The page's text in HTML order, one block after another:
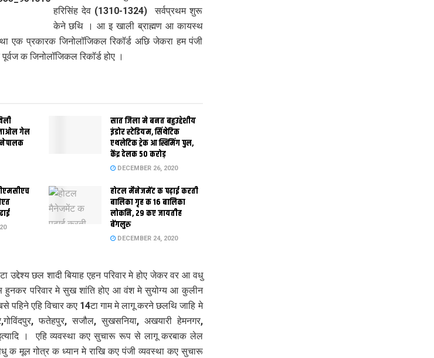
हरिसिंह देव (1310-1324) सर्वप्रथम शुरू
केने छथि‍ । आ इ खाली ब्राह्मण आ कायस्थ
प्रकारक जिनोलॉजिकल रिकॉर्ड अछि जेकरा हम पंजी
क जिनोलॉजिकल रिकॉर्ड होए ।
गेल
नेपालक
सात जिला मे बनत बहुउद्देशीय
इंडोर स्‍टेडि‍यम, सिंथेटिक
एथलेटिक ट्रेक आ स्विमिंग पुल,
केंद्र देलक 50 करोड़
DECEMBER 26, 2020
होटल मैनेजमेंट क पढ़ाई करती
बालिका गृह क 16 बालिका
लोकनि, 29 कए जायतीह
बेंगलुरु
DECEMBER 24, 2020
उद्देश्य छल शादी बियाह एहन परिवार मे होए जेकर वर आ वधु
हुनकर परिवार मे सुख शांति होए आ वंश मे सुयोग्य आ कुलीन
पहिने एहि विचार कए 14टा गाम मे लागू करने छलथि‍ जाहि मे
फतेहपुर, सजौल, सुखसनिया, अखयारी हेमनगर,
। एहि व्यवस्था कए सुचारू रूप से लागू करबाक लेल
क मूल गोत्र क ध्यान मे राखि‍ कए पंजी व्यवस्था कए सुचारू